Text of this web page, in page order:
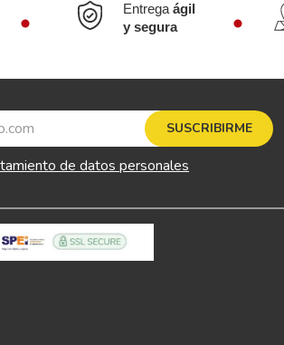
Entrega ágil
y segura
SUSCRIBIRME
de datos personales